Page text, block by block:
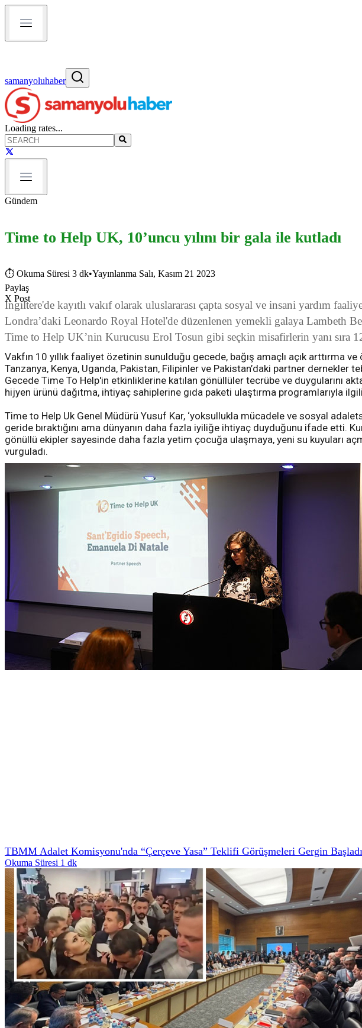
samanyoluhaber
Loading rates...
Gündem
Time to Help UK, 10’uncu yılını bir gala ile kutladı
⏱ Okuma Süresi 3 dk•Yayınlanma Salı, Kasım 21 2023
Paylaş
X Post
İngiltere'de kayıtlı vakıf olarak uluslararası çapta sosyal ve insani yardım
Londra’daki Leonardo Royal Hotel'de düzenlenen yemekli galaya Lambeth
Time to Help UK’nin Kurucusu Erol Tosun gibi seçkin misafirlerin yanı sıra
Vakfın 10 yıllık faaliyet özetinin sunulduğu gecede, bağış amaçlı açık arttırma
Tanzanya, Kenya, Uganda, Pakistan, Filipinler ve Pakistan’daki partner dernekler
Gecede Time To Help'in etkinliklerine katılan gönüllüler tecrübe ve duygularını
hijyen ürünü dağıtma, ihtiyaç sahiplerine gıda paketi ulaştırma programlarıyla
Time to Help Uk Genel Müdürü Yusuf Kar, ‘yoksullukla mücadele ve sosyal
geride bıraktığını ama dünyanın daha fazla iyiliğe ihtiyaç duyduğunu ifade etti.
gönüllü ekipler sayesinde daha fazla yetim çocuğa ulaşmaya, yeni su kuyuları
vurguladı.
TBMM Adalet Komisyonu'nda “Çerçeve Yasa” Teklifi Görüşmeleri Gergin Başladı
Okuma Süresi 1 dk